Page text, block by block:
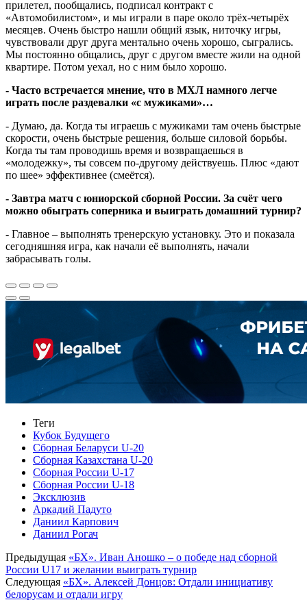
прилетел, пообщались, подписал контракт с
«Автомобилистом», и мы играли в паре около трёх-четырёх
месяцев. Очень быстро нашли общий язык, ниточку игры,
чувствовали друг друга ментально очень хорошо, сыгрались.
Мы постоянно общались, друг с другом вместе жили на одной
квартире. Потом уехал, но с ним было хорошо.
- Часто встречается мнение, что в МХЛ намного легче
играть после раздевалки «с мужиками»…
- Думаю, да. Когда ты играешь с мужиками там очень быстрые
скорости, очень быстрые решения, больше силовой борьбы.
Когда ты там проводишь время и возвращаешься в
«молодежку», ты совсем по-другому действуешь. Плюс «дают
по шее» эффективнее (смеётся).
- Завтра матч с юниорской сборной России. За счёт чего
можно обыграть соперника и выиграть домашний турнир?
- Главное – выполнять тренерскую установку. Это и показала
сегодняшняя игра, как начали её выполнять, начали
забрасывать голы.
Теги
Кубок Будущего
Сборная Беларуси U-20
Сборная Казахстана U-20
Сборная России U-17
Сборная России U-18
Эксклюзив
Аркадий Падуто
Даниил Карпович
Даниил Рогач
Предыдущая «БХ». Иван Аношко – о победе над сборной
России U17 и желании выиграть турнир
Следующая «БХ». Алексей Донцов: Отдали инициативу
белорусам и отдали игру